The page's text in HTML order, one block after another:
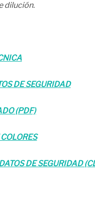
dilución.
DE SEGURIDAD
(PDF)
DE SEGURIDAD